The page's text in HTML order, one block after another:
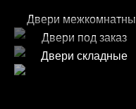
Двери
Двери под заказ
Двери складные